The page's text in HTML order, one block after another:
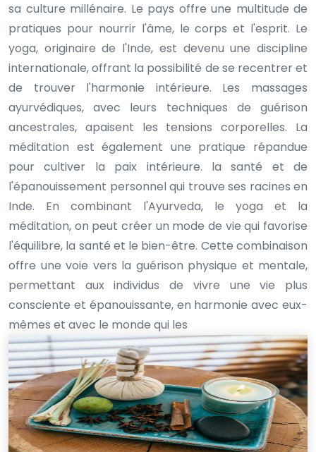
sa culture millénaire. Le pays offre une multitude de
pratiques pour nourrir l'âme, le corps et l'esprit. Le
yoga, originaire de l'Inde, est devenu une discipline
internationale, offrant la possibilité de se recentrer et
de trouver l'harmonie intérieure. Les massages
ayurvédiques, avec leurs techniques de guérison
ancestrales, apaisent les tensions corporelles. La
méditation est également une pratique répandue
pour cultiver la paix intérieure. la santé et de
l'épanouissement personnel qui trouve ses racines en
Inde. En combinant l'Ayurveda, le yoga et la
méditation, on peut créer un mode de vie qui favorise
l'équilibre, la santé et le bien-être. Cette combinaison
offre une voie vers la guérison physique et mentale,
permettant aux individus de vivre une vie plus
consciente et épanouissante, en harmonie avec eux-
mêmes et avec le monde qui les